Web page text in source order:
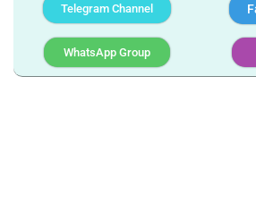
Telegram Channel
WhatsApp Group